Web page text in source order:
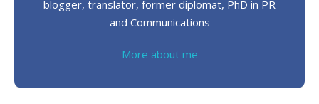
blogger, translator, former diplomat, PhD in PR
and Communications
More about me